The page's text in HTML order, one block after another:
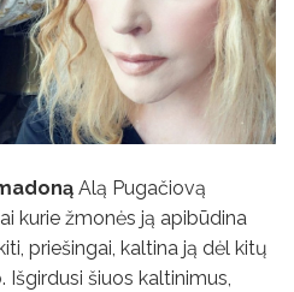
Alą Pugačiovą
kurie žmonės ją apibūdina
priešingai, kaltina ją dėl kitų
Išgirdusi šiuos kaltinimus,